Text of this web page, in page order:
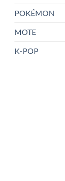
POKÉMON
MOTE
K-POP